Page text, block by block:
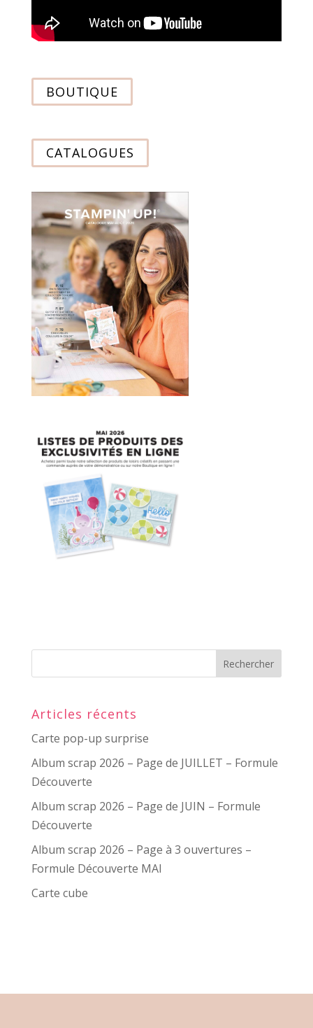
BOUTIQUE
CATALOGUES
Articles récents
Carte pop-up surprise
Album scrap 2026 – Page de JUILLET – Formule
Découverte
Album scrap 2026 – Page de JUIN – Formule
Découverte
Album scrap 2026 – Page à 3 ouvertures –
Formule Découverte MAI
Carte cube